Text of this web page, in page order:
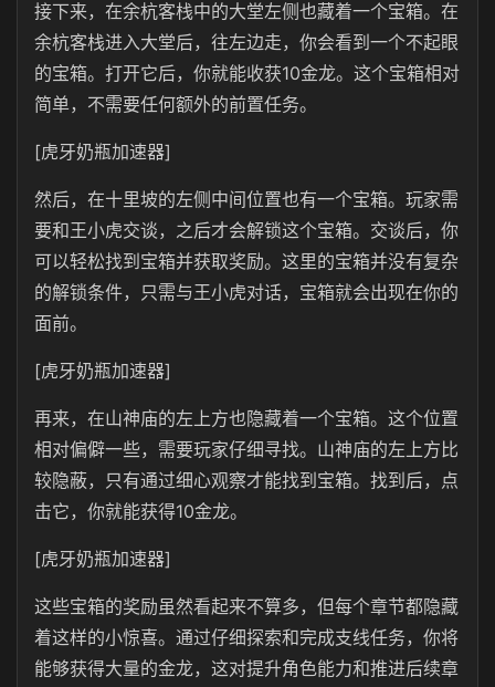
接下来，在余杭客栈中的大堂左侧也藏着一个宝箱。在
余杭客栈进入大堂后，往左边走，你会看到一个不起眼
的宝箱。打开它后，你就能收获10金龙。这个宝箱相对
简单，不需要任何额外的前置任务。
[虎牙奶瓶加速器]
然后，在十里坡的左侧中间位置也有一个宝箱。玩家需
要和王小虎交谈，之后才会解锁这个宝箱。交谈后，你
可以轻松找到宝箱并获取奖励。这里的宝箱并没有复杂
的解锁条件，只需与王小虎对话，宝箱就会出现在你的
面前。
[虎牙奶瓶加速器]
再来，在山神庙的左上方也隐藏着一个宝箱。这个位置
相对偏僻一些，需要玩家仔细寻找。山神庙的左上方比
较隐蔽，只有通过细心观察才能找到宝箱。找到后，点
击它，你就能获得10金龙。
[虎牙奶瓶加速器]
这些宝箱的奖励虽然看起来不算多，但每个章节都隐藏
着这样的小惊喜。通过仔细探索和完成支线任务，你将
能够获得大量的金龙，这对提升角色能力和推进后续章